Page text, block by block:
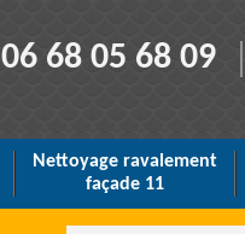
06 68 05 68 09
Nettoyage ravalement
façade 11